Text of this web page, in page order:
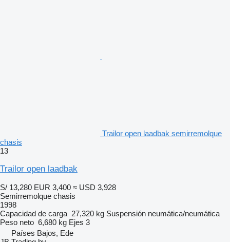
Trailor open laadbak semirremolque
chasis
13
Trailor open laadbak
S/ 13,280 EUR 3,400 ≈ USD 3,928
Semirremolque chasis
1998
Capacidad de carga 27,320 kg Suspensión neumática/neumática
Peso neto 6,680 kg Ejes 3
Países Bajos, Ede